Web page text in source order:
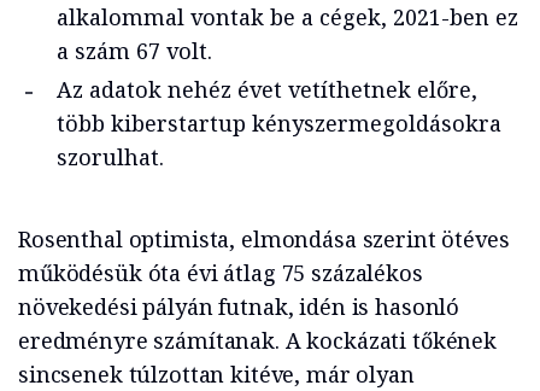
alkalommal vontak be a cégek, 2021-ben ez
a szám 67 volt.
Az adatok nehéz évet vetíthetnek előre,
több kiberstartup kényszermegoldásokra
szorulhat.
Rosenthal optimista, elmondása szerint ötéves
működésük óta évi átlag 75 százalékos
növekedési pályán futnak, idén is hasonló
eredményre számítanak. A kockázati tőkének
sincsenek túlzottan kitéve, már olyan